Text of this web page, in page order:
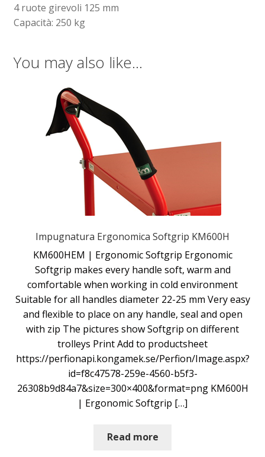
4 ruote girevoli 125 mm
Capacità: 250 kg
You may also like…
Impugnatura Ergonomica Softgrip KM600H
KM600HEM | Ergonomic Softgrip Ergonomic
Softgrip makes every handle soft, warm and
comfortable when working in cold environment
Suitable for all handles diameter 22-25 mm Very easy
and flexible to place on any handle, seal and open
with zip The pictures show Softgrip on different
trolleys Print Add to productsheet
https://perfionapi.kongamek.se/Perfion/Image.aspx?
id=f8c47578-259e-4560-b5f3-
26308b9d84a7&size=300×400&format=png KM600H
| Ergonomic Softgrip […]
Read more